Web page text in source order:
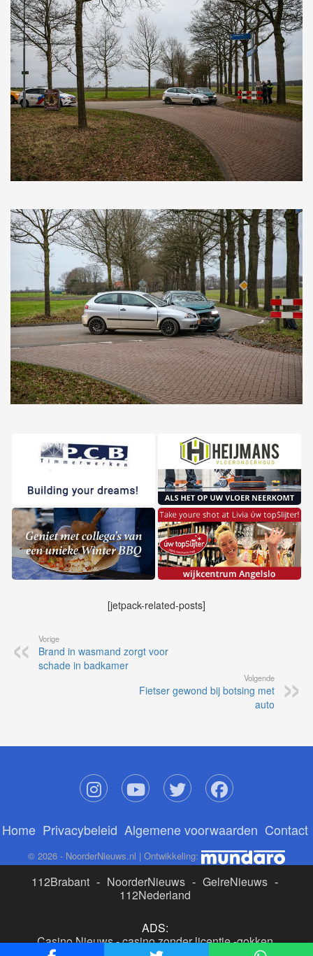
[jetpack-related-posts]
Vorige
Brand in wasmand zorgt voor
schade in badkamer
Volgende
Fietser gewond bij botsing met
auto
Home Privacybeleid Algemene voorwaarden Contact
© 2026 - NoorderNieuws.nl | Ontwikkeling:
112Brabant - NoorderNieuws - GelreNieuws -
112Nederland
ADS:
Casino Nieuws-casino zonder licentie-gokken